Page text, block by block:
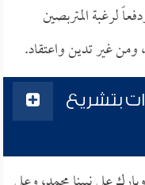
لرغبة المتربصين
ومن غير تدين واعتقاد.
بتشريع